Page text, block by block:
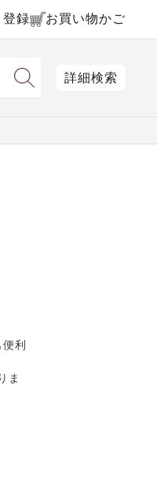
登録 お買い物かご
詳細検索
利
ま